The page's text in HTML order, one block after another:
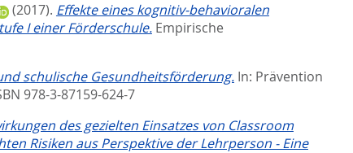
(2017). Effekte eines kognitiv-behavioralen
I einer Förderschule. Empirische
schulische Gesundheitsförderung. In: Prävention
978-3-87159-624-7
des gezielten Einsatzes von Classroom
Risiken aus Perspektive der Lehrperson - Eine